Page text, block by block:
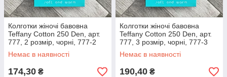
Колготки жіночі бавовна
Teffany Cotton 250 Den, арт.
777, 2 розмір, чорні, 777-2
Немає в наявності
174,30 ₴
Колготки жіночі бавовна
Teffany Cotton 250 Den, арт.
777, 3 розмір, чорні, 777-3
Немає в наявності
190,40 ₴